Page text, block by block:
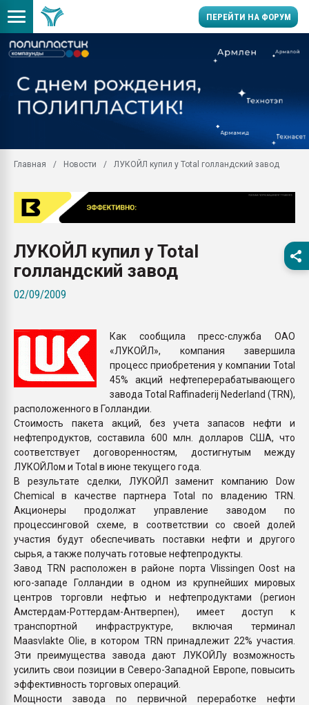
ПЕРЕЙТИ НА ФОРУМ
заводу пластмасс"
Помощь в подборе
Вакуум-формовочные
первый план в
бутылок
ПЕРЕЙТИ НА
Главная Новости ЛУКОЙЛ купил у Total голландский завод
ЛУКОЙЛ купил у Total
голландский завод
02/09/2009
Как сообщила пресс-служба ОАО
«ЛУКОЙЛ», компания завершила
процесс приобретения у компании Total
45% акций нефтеперерабатывающего
завода Total Raffinaderij Nederland (TRN),
расположенного в Голландии.
Стоимость пакета акций, без учета запасов нефти и
нефтепродуктов, составила 600 млн. долларов США, что
соответствует договоренностям, достигнутым между
ЛУКОЙЛом и Total в июне текущего года.
В результате сделки, ЛУКОЙЛ заменит компанию Dow
Chemical в качестве партнера Total по владению TRN.
Акционеры продолжат управление заводом по
процессинговой схеме, в соответствии со своей долей
участия будут обеспечивать поставки нефти и другого
сырья, а также получать готовые нефтепродукты.
Завод TRN расположен в районе порта Vlissingen Oost на
юго-западе Голландии в одном из крупнейших мировых
центров торговли нефтью и нефтепродуктами (регион
Амстердам-Роттердам-Антверпен), имеет доступ к
транспортной инфраструктуре, включая терминал
Maasvlakte Olie, в котором TRN принадлежит 22% участия.
Эти преимущества завода дают ЛУКОЙЛу возможность
усилить свои позиции в Северо-Западной Европе, повысить
эффективность торговых операций.
Мощности завода по первичной переработке нефти